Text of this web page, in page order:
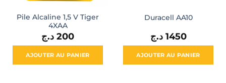
Pile Alcaline 1,5 V Tiger
4XAA
200 د.ج
AJOUTER AU PANIER
Duracell AA10
1450 د.ج
AJOUTER AU PANIER